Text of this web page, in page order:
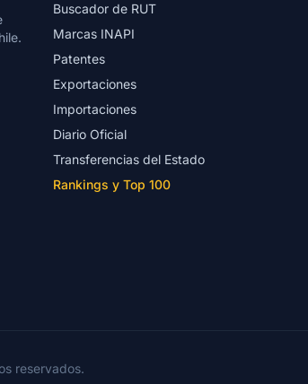
Buscador de RUT
Marcas INAPI
Patentes
Exportaciones
Importaciones
Diario Oficial
Transferencias del Estado
Rankings y Top 100
reservados.